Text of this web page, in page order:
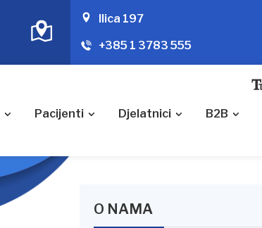
Ilica 197
+385 1 3783 555
Pacijenti Djelatnici B2B
O NAMA